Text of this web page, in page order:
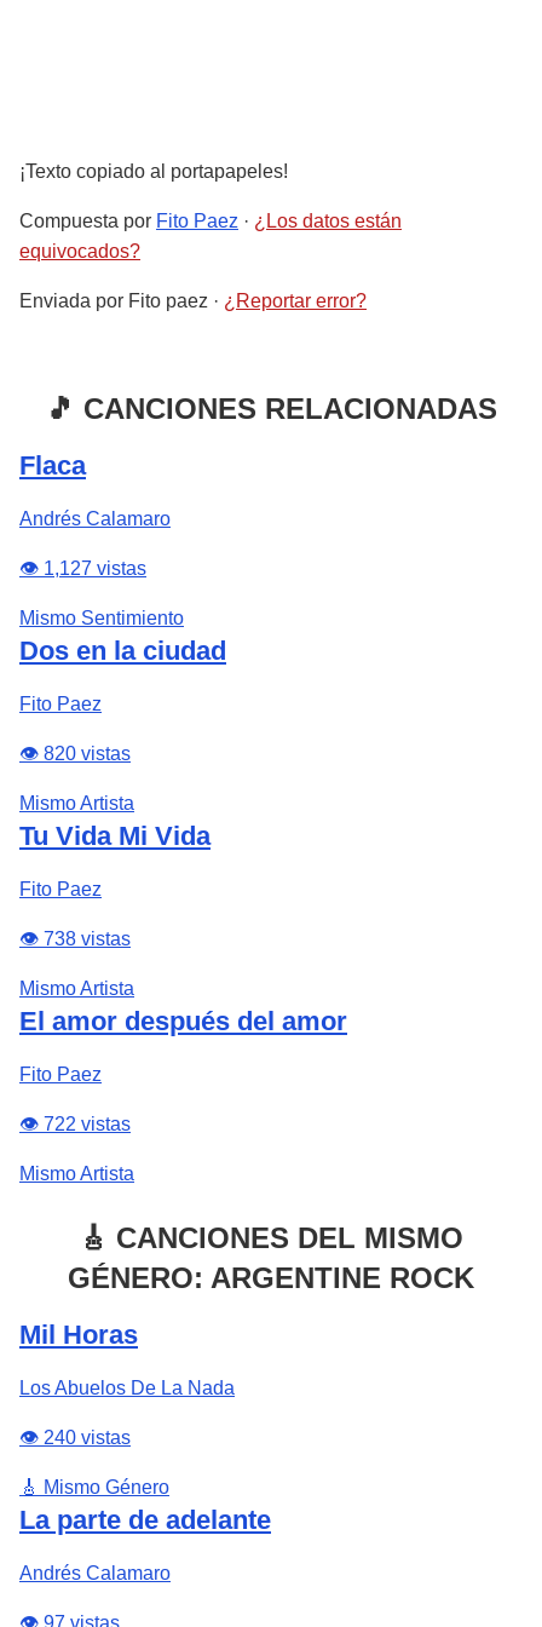
¡Texto copiado al portapapeles!
Compuesta por Fito Paez · ¿Los datos están
equivocados?
Enviada por Fito paez · ¿Reportar error?
🎵 CANCIONES RELACIONADAS
Flaca
Andrés Calamaro
👁️ 1,127 vistas
Mismo Sentimiento
Dos en la ciudad
Fito Paez
👁️ 820 vistas
Mismo Artista
Tu Vida Mi Vida
Fito Paez
👁️ 738 vistas
Mismo Artista
El amor después del amor
Fito Paez
👁️ 722 vistas
Mismo Artista
🎸 CANCIONES DEL MISMO
GÉNERO: ARGENTINE ROCK
Mil Horas
Los Abuelos De La Nada
👁️ 240 vistas
🎸 Mismo Género
La parte de adelante
Andrés Calamaro
👁️ 97 vistas